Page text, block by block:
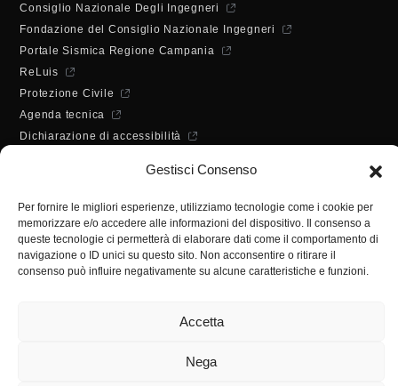
Gestisci Consenso
Per fornire le migliori esperienze, utilizziamo tecnologie come i cookie per
memorizzare e/o accedere alle informazioni del dispositivo. Il consenso a
queste tecnologie ci permetterà di elaborare dati come il comportamento di
navigazione o ID unici su questo sito. Non acconsentire o ritirare il
consenso può influire negativamente su alcune caratteristiche e funzioni.
Accetta
Nega
Consiglio Nazionale Degli Ingegneri
Fondazione del Consiglio Nazionale Ingegneri
Portale Sismica Regione Campania
ReLuis
Protezione Civile
Agenda tecnica
Dichiarazione di accessibilità
Lunedì - Mercoledì - Venerdì:
Martedì - Giovedì:
10:00 - 12:00 / 14:30 - 16:30
SEGRETERIA